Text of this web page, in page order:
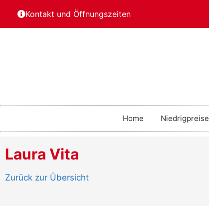
Kontakt und Öffnungszeiten
Home Niedrigpreise
Laura Vita
Zurück zur Übersicht